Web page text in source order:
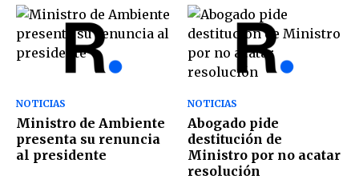
NOTICIAS
Ministro de Ambiente
presenta su renuncia
al presidente
NOTICIAS
Abogado pide
destitución de
Ministro por no acatar
resolución